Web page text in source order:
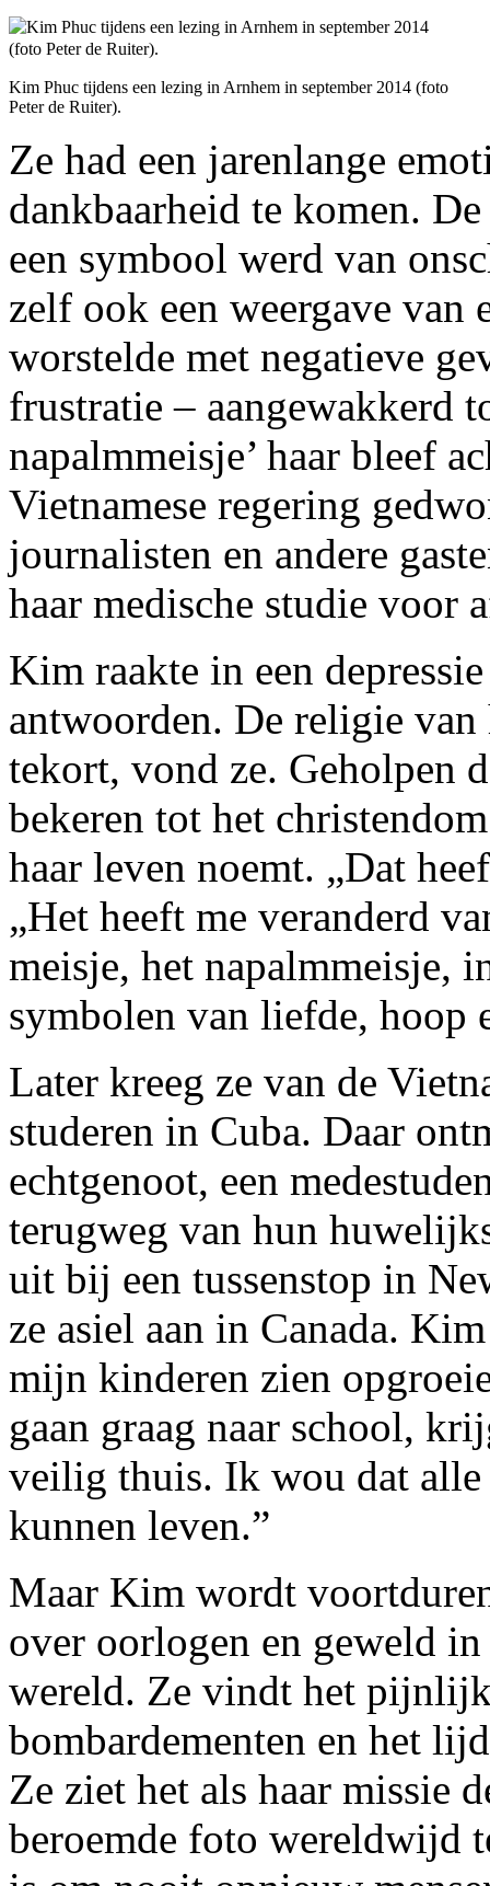
Kim Phuc tijdens een lezing in Arnhem in september 2014 (foto
Peter de Ruiter).
Ze had een jarenlange
dankbaarheid te komen.
een symbool werd van
zelf ook een weergave
worstelde met negatieve
frustratie – aangewakkerd
napalmmeisje’ haar bleef
Vietnamese regering
journalisten en andere
haar medische studie voor
Kim raakte in een
antwoorden. De religie
tekort, vond ze. Geholpen
bekeren tot het
haar leven noemt. „Dat
„Het heeft me veranderd
meisje, het napalmmeisje,
symbolen van liefde, hoop
Later kreeg ze van de
studeren in Cuba. Daar
echtgenoot, een
terugweg van hun
uit bij een tussenstop in
ze asiel aan in Canada.
mijn kinderen zien
gaan graag naar school,
veilig thuis. Ik wou dat
kunnen leven.”
Maar Kim wordt
over oorlogen en geweld
wereld. Ze vindt het
bombardementen en het
Ze ziet het als haar missie
beroemde foto wereldwijd